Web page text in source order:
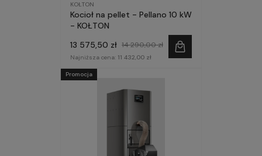
KOŁTON
Kocioł na pellet - Pellano 10 kW
- KOŁTON
13 575,50 zł 14 290,00 zł
Najniższa cena: 11 432,00 zł
Promocja